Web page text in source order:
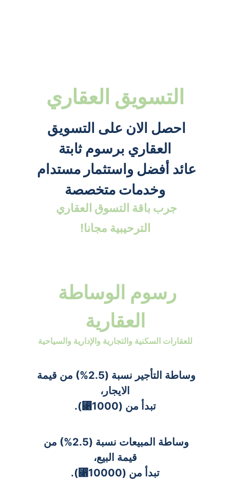
التسويق العقاري
العقاري برسوم ثابتة
وخدمات متخصصة
الترحيبية مجانا!
العقارية
للعقارات السكنية والتجارية والإدارية والسياحية
الايجار،
تبدأ من (1000⃁).
قيمة البيع،
تبدأ من (10000⃁).